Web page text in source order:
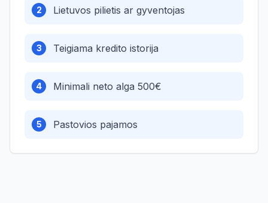
2 Lietuvos pilietis ar gyventojas
3 Teigiama kredito istorija
4 Minimali neto alga 500€
5 Pastovios pajamos